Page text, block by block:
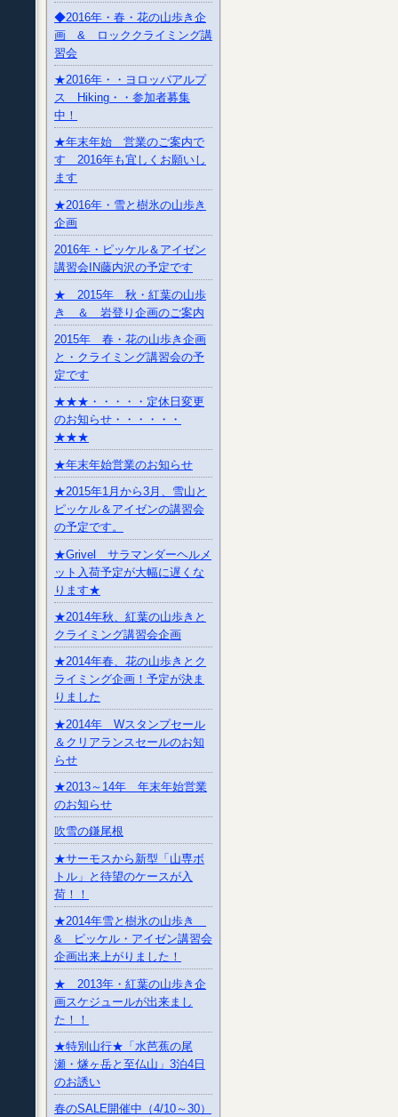
◆2016年・春・花の山歩き企
画 & ロッククライミング講
習会
★2016年・・ヨロッパアルプ
ス Hiking・・参加者募集
中！
★年末年始 営業のご案内で
す 2016年も宜しくお願いし
ます
★2016年・雪と樹氷の山歩き
企画
2016年・ピッケル＆アイゼン
講習会IN藤内沢の予定です
★ 2015年 秋・紅葉の山歩
き ＆ 岩登り企画のご案内
2015年 春・花の山歩き企画
と・クライミング講習会の予
定です
★★★・・・・・定休日変更
のお知らせ・・・・・・
★★★
★年末年始営業のお知らせ
★2015年1月から3月、雪山と
ピッケル＆アイゼンの講習会
の予定です。
★Grivel サラマンダーヘルメ
ット入荷予定が大幅に遅くな
ります★
★2014年秋、紅葉の山歩きと
クライミング講習会企画
★2014年春、花の山歩きとク
ライミング企画！予定が決ま
りました
★2014年 Wスタンプセール
＆クリアランスセールのお知
らせ
★2013～14年 年末年始営業
のお知らせ
吹雪の鎌尾根
★サーモスから新型「山専ボ
トル」と待望のケースが入
荷！！
★2014年雪と樹氷の山歩き
& ピッケル・アイゼン講習会
企画出来上がりました！
★ 2013年・紅葉の山歩き企
画スケジュールが出来まし
た！！
★特別山行★「水芭蕉の尾
瀬・燧ヶ岳と至仏山」3泊4日
のお誘い
春のSALE開催中（4/10～30）